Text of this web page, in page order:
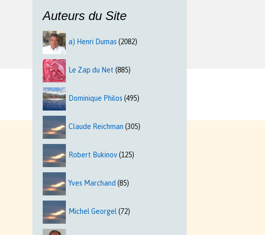
Auteurs du Site
a) Henri Dumas (2082)
Le Zap du Net (885)
Dominique Philos (495)
Claude Reichman (305)
Robert Bukinov(125)
Yves Marchand (85)
Michel Georgel (72)